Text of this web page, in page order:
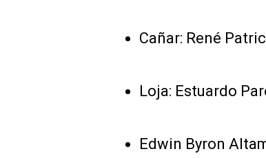
Cañar: René
Loja: Estuardo
Edwin Byron